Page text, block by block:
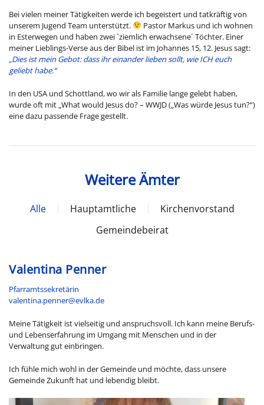
Bei vielen meiner Tätigkeiten werde ich begeistert und tatkräftig von
unserem Jugend Team unterstützt.
Pastor Markus und ich wohnen
in Esterwegen und haben zwei `ziemlich erwachsene´ Töchter. Einer
meiner Lieblings-Verse aus der Bibel ist im Johannes 15, 12. Jesus sagt:
„Dies ist mein Gebot: dass ihr einander lieben sollt, wie ICH euch
geliebt habe.“
In den USA und Schottland, wo wir als Familie lange gelebt haben,
wurde oft mit „What would Jesus do? – WWJD („Was würde Jesus tun?“)
eine dazu passende Frage gestellt.
Weitere Ämter
Alle Hauptamtliche
Kirchenvorstand
Gemeindebeirat
Valentina Penner
Pfarramtssekretärin
valentina.penner@evlka.de
Meine Tätigkeit ist vielseitig und anspruchsvoll. Ich kann meine Berufs-
und Lebenserfahrung im Umgang mit Menschen und in der
Verwaltung gut einbringen.
Ich fühle mich wohl in der Gemeinde und möchte, dass unsere
Gemeinde Zukunft hat und lebendig bleibt.